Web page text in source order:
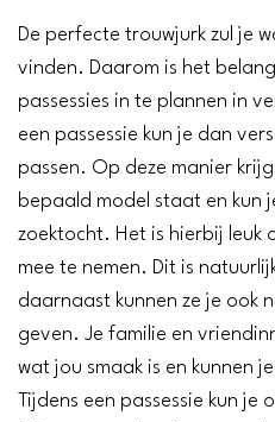
De perfecte trouwjurk zul je
vinden. Daarom is het
passessies in te plannen in
een passessie kun je dan
passen. Op deze manier
bepaald model staat en kun
zoektocht. Het is hierbij leuk
mee te nemen. Dit is
daarnaast kunnen ze je ook
geven. Je familie en
wat jou smaak is en kunnen
Tijdens een passessie kun